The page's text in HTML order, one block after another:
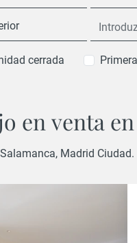
cerrada
en venta
Madrid Ciudad.